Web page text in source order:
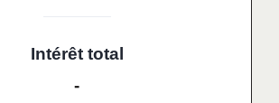
Intérêt total
-